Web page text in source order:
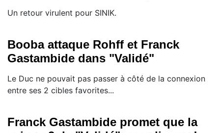
Un retour virulent pour SINIK.
Booba attaque Rohff et Franck
Gastambide dans "Validé"
Le Duc ne pouvait pas passer à côté de la connexion
entre ses 2 cibles favorites...
Franck Gastambide promet que la